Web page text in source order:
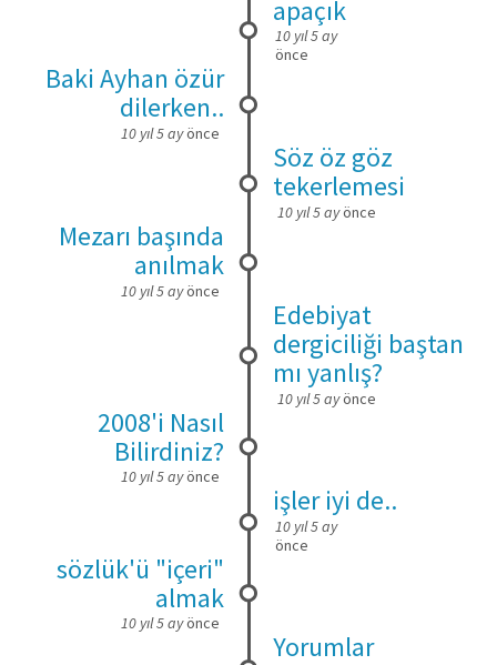
apaçık
10 yıl 5 ay
önce
Baki Ayhan özür
dilerken..
10 yıl 5 ayönce
Söz öz göz
tekerlemesi
10 yıl 5 ayönce
Mezarı başında
anılmak
10 yıl 5 ayönce
Edebiyat
dergiciliği baştan
mı yanlış?
10 yıl 5 ayönce
2008'i Nasıl
Bilirdiniz?
10 yıl 5 ayönce
işler iyi de..
10 yıl 5 ay
önce
sözlük'ü "içeri"
almak
10 yıl 5 ayönce
Yorumlar